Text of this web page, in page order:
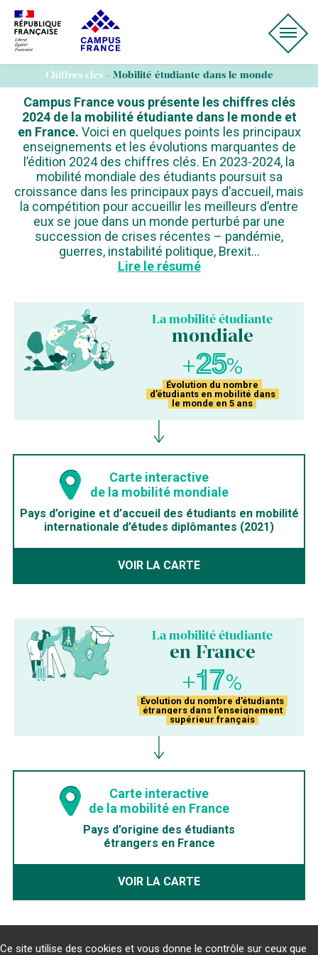
Chiffres clés - Mobilité étudiante dans le monde
Campus France vous présente les chiffres clés
2024 de la mobilité étudiante dans le monde et
en France. Voici en quelques points les principaux
enseignements et les évolutions marquantes de
l’édition 2024 des chiffres clés. En 2023-2024, la
mobilité mondiale des étudiants poursuit sa
croissance dans les principaux pays d’accueil, mais
la compétition pour accueillir les meilleurs d’entre
eux se joue dans un monde perturbé par une
succession de crises récentes – pandémie,
guerres, instabilité politique, Brexit…
Lire le résumé
La mobilité étudiante
mondiale
+25%
Évolution du nombre
d’étudiants en mobilité dans
le monde en 5 ans
Carte interactive
de la mobilité mondiale
Pays d’origine et d’accueil des étudiants en mobilité
internationale d’études diplômantes (2021)
VOIR LA CARTE
La mobilité étudiante
en France
+17%
Évolution du nombre d’étudiants
étrangers dans l’enseignement
supérieur français
Carte interactive
de la mobilité en France
Pays d’origine des étudiants
étrangers en France
VOIR LA CARTE
© Campus France — Chiffres clés 2024
Panneau de gestion des cookies
Ce site utilise des cookies et vous donne le contrôle sur ceux que